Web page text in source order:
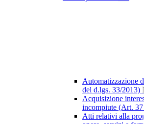
Automatizzazione
del d.lgs. 33/2013)
Acquisizione
incompiute (Art.
Atti relativi alla